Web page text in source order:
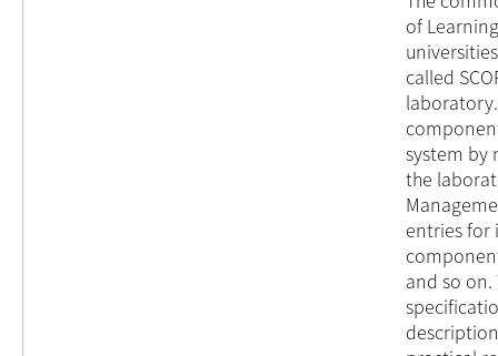
of
called
system by
the
entries for
and so